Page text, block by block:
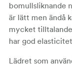
bomullsliknande
är lätt men ändå
mycket
har god
Lädret som